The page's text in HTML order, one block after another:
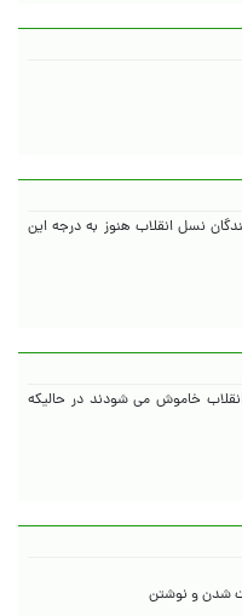
نسل انقلاب هنوز به درجه این
خاموش می شودند در حالیکه
شدن و نوشتن